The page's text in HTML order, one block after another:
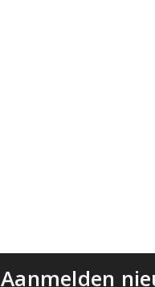
Aanmelden